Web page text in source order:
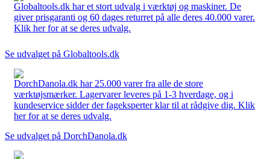
Globaltools.dk har et stort udvalg i værktøj og maskiner. De
giver prisgaranti og 60 dages returret på alle deres 40.000 varer.
Klik her for at se deres udvalg.
Se udvalget på Globaltools.dk
DorchDanola.dk har 25.000 varer fra alle de store
værktøjsmærker. Lagervarer leveres på 1-3 hverdage, og i
kundeservice sidder der fageksperter klar til at rådgive dig. Klik
her for at se deres udvalg.
Se udvalget på DorchDanola.dk